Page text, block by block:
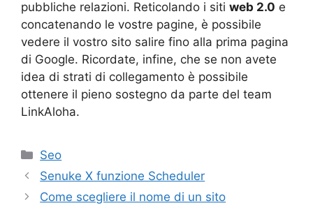
pubbliche relazioni. Reticolando i siti web 2.0 e
concatenando le vostre pagine, è possibile
vedere il vostro sito salire fino alla prima pagina
di Google. Ricordate, infine, che se non avete
idea di strati di collegamento è possibile
ottenere il pieno sostegno da parte del team
LinkAloha.
Categorie
Seo
Senuke X funzione Scheduler
Come scegliere il nome di un sito